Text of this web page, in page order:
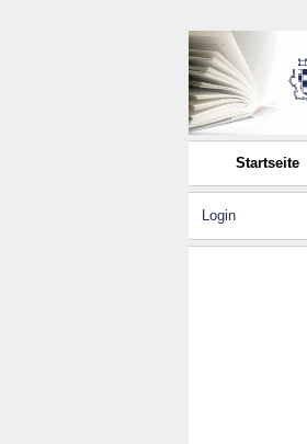
Startseite
Login